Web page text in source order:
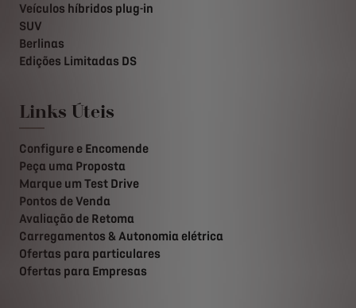
Veículos híbridos plug-in
SUV
Berlinas
Edições Limitadas DS
Links Úteis
Configure e Encomende
Peça uma Proposta
Marque um Test Drive
Pontos de Venda
Avaliação de Retoma
Carregamentos & Autonomia elétrica
Ofertas para particulares
Ofertas para Empresas